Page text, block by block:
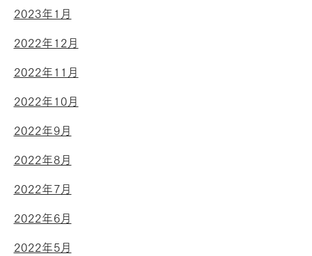
2023年1月
2022年12月
2022年11月
2022年10月
2022年9月
2022年8月
2022年7月
2022年6月
2022年5月